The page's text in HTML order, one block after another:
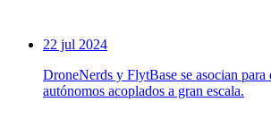
22 jul 2024
DroneNerds y FlytBase se asocian para
autónomos acoplados a gran escala.